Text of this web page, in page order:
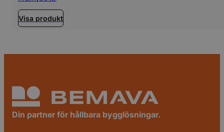
Visa produkt
Din partner för hållbara bygglösningar.